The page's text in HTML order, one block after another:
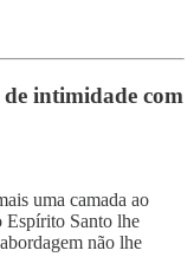
de intimidade com
uma camada ao
Espírito Santo lhe
não lhe